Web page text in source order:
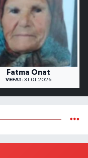
Fatma Onat
VEFAT: 31.01.2026